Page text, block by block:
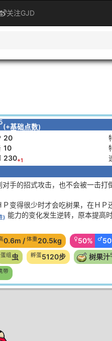
关注GJD
(+基础点数)
20
10
230+1
对手的招式攻击，也不会被一击打
Ｐ变得很少时才会吃树果，在ＨＰ
) 能力的变化发生逆转，原本提高
0.6m / 体重20.5kg ♀50% ♂
蛋组 虫 孵蛋5120步 树果汁
带